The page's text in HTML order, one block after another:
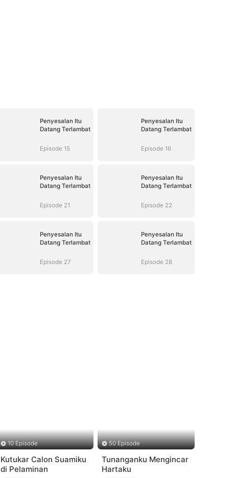
Penyesalan Itu
Datang Terlambat
Episode 15
Penyesalan Itu
Datang Terlambat
Episode 16
Penyesalan Itu
Datang Terlambat
Episode 21
Penyesalan Itu
Datang Terlambat
Episode 22
Penyesalan Itu
Datang Terlambat
Episode 27
Penyesalan Itu
Datang Terlambat
Episode 28
10 Episode
Kutukar Calon Suamiku
di Pelaminan
50 Episode
Tunanganku Mengincar
Hartaku